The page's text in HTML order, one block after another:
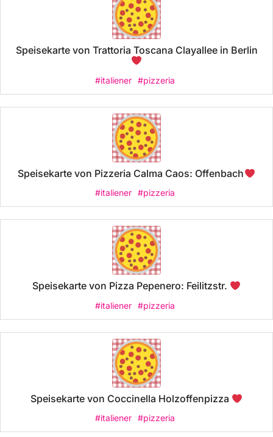
Speisekarte von Trattoria Toscana Clayallee in Berlin
#italiener #pizzeria
Speisekarte von Pizzeria Calma Caos: Offenbach
#italiener #pizzeria
Speisekarte von Pizza Pepenero: Feilitzstr.
#italiener #pizzeria
Speisekarte von Coccinella Holzoffenpizza
#italiener #pizzeria